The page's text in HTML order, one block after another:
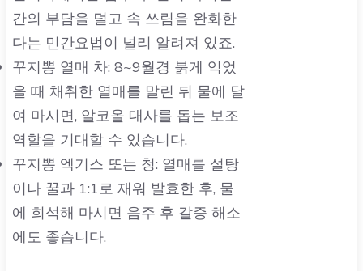
간의 부담을 덜고 속 쓰림을 완화한
다는 민간요법이 널리 알려져 있죠.
꾸지뽕 열매 차: 8~9월경 붉게 익었
을 때 채취한 열매를 말린 뒤 물에 달
여 마시면, 알코올 대사를 돕는 보조
역할을 기대할 수 있습니다.
꾸지뽕 엑기스 또는 청: 열매를 설탕
이나 꿀과 1:1로 재워 발효한 후, 물
에 희석해 마시면 음주 후 갈증 해소
에도 좋습니다.